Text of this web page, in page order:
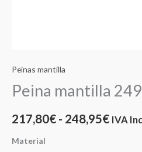
Peinas mantilla
Peina mantilla
217,80€ - 248,95€ IVA
Material